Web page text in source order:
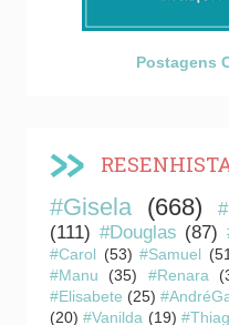
Postagens
#Gisela (668)
(111) #Douglas (87)
#Carol (53) #Samuel
#Manu
(35) #Renara
#Elisabete (25)
(20) #Vanilda (19)